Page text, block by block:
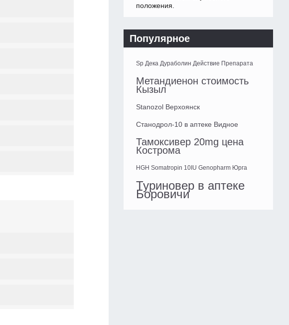
положения.
Популярное
Sp Дека Дураболин Действие Препарата
Метандиенон стоимость
Кызыл
Stanozol Верхоянск
Станодрол-10 в аптеке Видное
Тамоксивер 20mg цена
Кострома
HGH Somatropin 10IU Genopharm Юрга
Туриновер в аптеке
Боровичи